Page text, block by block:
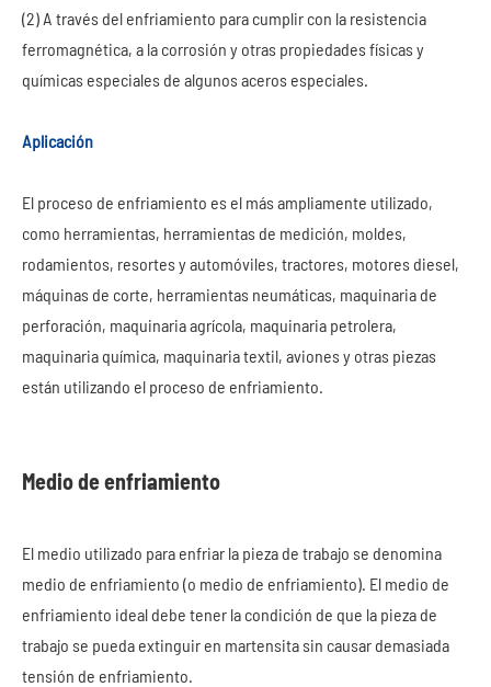
(2) A través del enfriamiento para cumplir con la resistencia
ferromagnética, a la corrosión y otras propiedades físicas y
químicas especiales de algunos aceros especiales.
Aplicación
El proceso de enfriamiento es el más ampliamente utilizado,
como herramientas, herramientas de medición, moldes,
rodamientos, resortes y automóviles, tractores, motores diesel,
máquinas de corte, herramientas neumáticas, maquinaria de
perforación, maquinaria agrícola, maquinaria petrolera,
maquinaria química, maquinaria textil, aviones y otras piezas
están utilizando el proceso de enfriamiento.
Medio de enfriamiento
El medio utilizado para enfriar la pieza de trabajo se denomina
medio de enfriamiento (o medio de enfriamiento). El medio de
enfriamiento ideal debe tener la condición de que la pieza de
trabajo se pueda extinguir en martensita sin causar demasiada
tensión de enfriamiento.